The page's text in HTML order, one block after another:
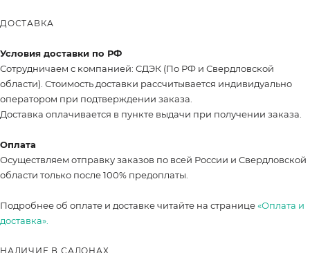
ДОСТАВКА
Условия доставки по РФ
Сотрудничаем с компанией: СДЭК (По РФ и Свердловской
области). Стоимость доставки рассчитывается индивидуально
оператором при подтверждении заказа.
Доставка оплачивается в пункте выдачи при получении заказа.
Оплата
Осуществляем отправку заказов по всей России и Свердловской
области только после 100% предоплаты.
Подробнее об оплате и доставке читайте на странице«Оплата и
доставка».
НАЛИЧИЕ В САЛОНАХ